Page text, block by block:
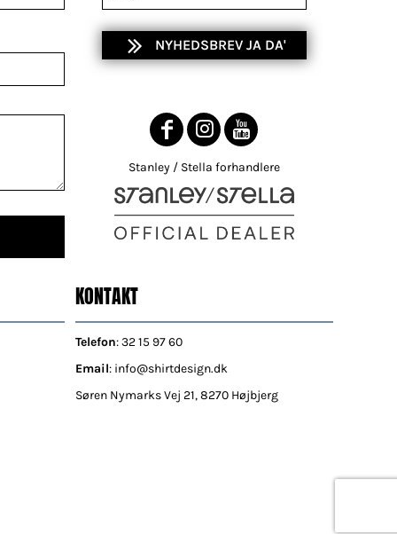
NYHEDSBREV JA DA'
Stanley / Stella forhandlere
KONTAKT
Telefon: 32 15 97 60
Email: info@shirtdesign.dk
Søren Nymarks Vej 21, 8270 Højbjerg